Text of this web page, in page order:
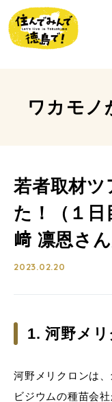
ワカモノ
若者取材ツ
た！（１
﨑 凛恩さ
2023.02.20
1. 河野メリ
河野メリクロンは
ビジウムの種苗会